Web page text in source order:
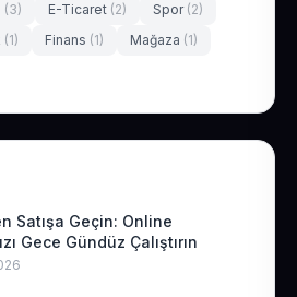
(3) E-Ticaret (2) Spor (2)
(1) Finans (1) Mağaza (1)
Satışa Geçin: Online
Gece Gündüz Çalıştırın